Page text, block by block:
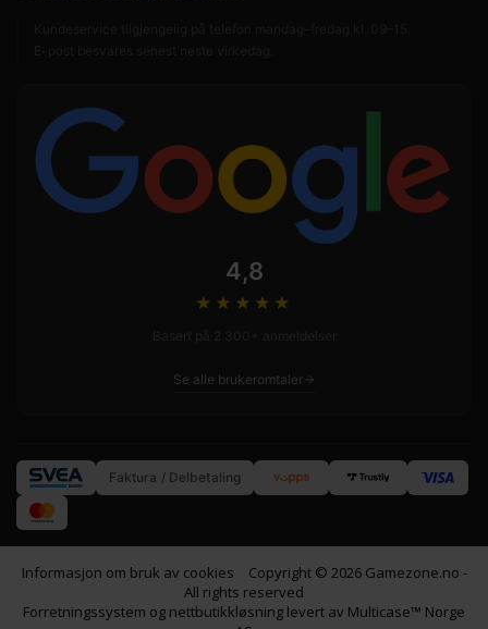
4,8
★★★★ ★
Se alle brukeromtaler
Faktura / Delbetaling
Informasjon om bruk av cookies
Copyright © 2026 Gamezone.no -
All rights reserved
Forretningssystem og nettbutikkløsning levert av Multicase™ Norge